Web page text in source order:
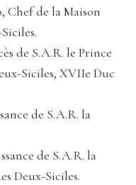
Chef de la Maison
de S.A.R. le Prince
Siciles, XVIIe Duc
de S.A.R. la
de S.A.R. la
Deux-Siciles.